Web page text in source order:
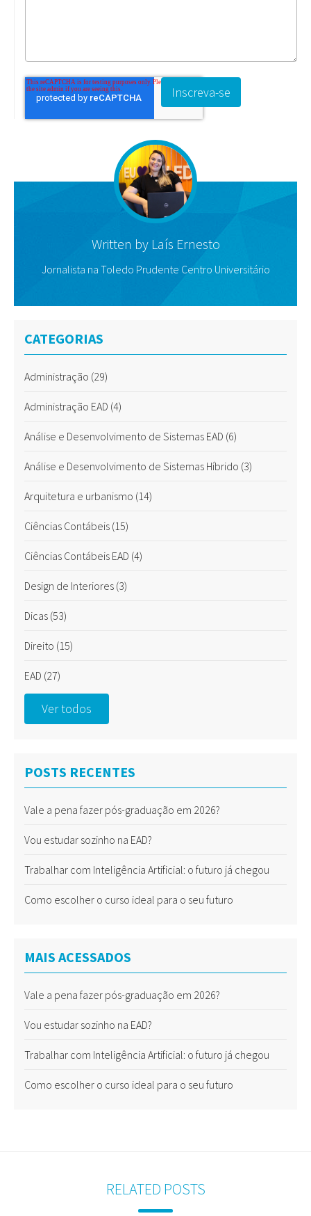
Written by Laís Ernesto
Jornalista na Toledo Prudente Centro Universitário
CATEGORIAS
Administração (29)
Administração EAD (4)
Análise e Desenvolvimento de Sistemas EAD (6)
Análise e Desenvolvimento de Sistemas Híbrido (3)
Arquitetura e urbanismo (14)
Ciências Contábeis (15)
Ciências Contábeis EAD (4)
Design de Interiores (3)
Dicas (53)
Direito (15)
EAD (27)
Ver todos
POSTS RECENTES
Vale a pena fazer pós-graduação em 2026?
Vou estudar sozinho na EAD?
Trabalhar com Inteligência Artificial: o futuro já chegou
Como escolher o curso ideal para o seu futuro
MAIS ACESSADOS
Vale a pena fazer pós-graduação em 2026?
Vou estudar sozinho na EAD?
Trabalhar com Inteligência Artificial: o futuro já chegou
Como escolher o curso ideal para o seu futuro
RELATED POSTS